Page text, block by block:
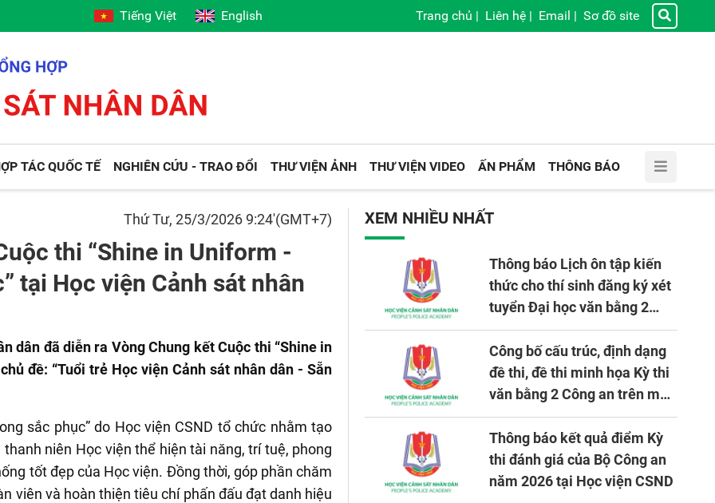
Tiếng Việt English Trang chủ | Liên hệ | Email | Sơ đồ site
TÁC QUỐC TẾ NGHIÊN CỨU - TRAO ĐỔI THƯ VIỆN ẢNH THƯ VIỆN VIDEO ẤN PHẨM THÔNG BÁO
Thứ Tư, 25/3/2026 9:24'(GMT+7)
thi “Shine in Uniform -
tại Học viện Cảnh sát nhân
dân đã diễn ra Vòng Chung kết Cuộc thi “Shine in
đề: “Tuổi trẻ Học viện Cảnh sát nhân dân - Sẵn
sắc phục” do Học viện CSND tổ chức nhằm tạo
niên Học viện thể hiện tài năng, trí tuệ, phong
tốt đẹp của Học viện. Đồng thời, góp phần chăm
viên và hoàn thiện tiêu chí phấn đấu đạt danh hiệu
XEM NHIỀU NHẤT
Thông báo Lịch ôn tập kiến
thức cho thí sinh đăng ký xét
tuyển Đại học văn bằng 2
tuyển mới, mở tại Học viện
CSND năm học 2026 - 2027
Công bố cấu trúc, định dạng
đề thi, đề thi minh họa Kỳ thi
văn bằng 2 Công an trên máy
tính
Thông báo kết quả điểm Kỳ
thi đánh giá của Bộ Công an
năm 2026 tại Học viện CSND